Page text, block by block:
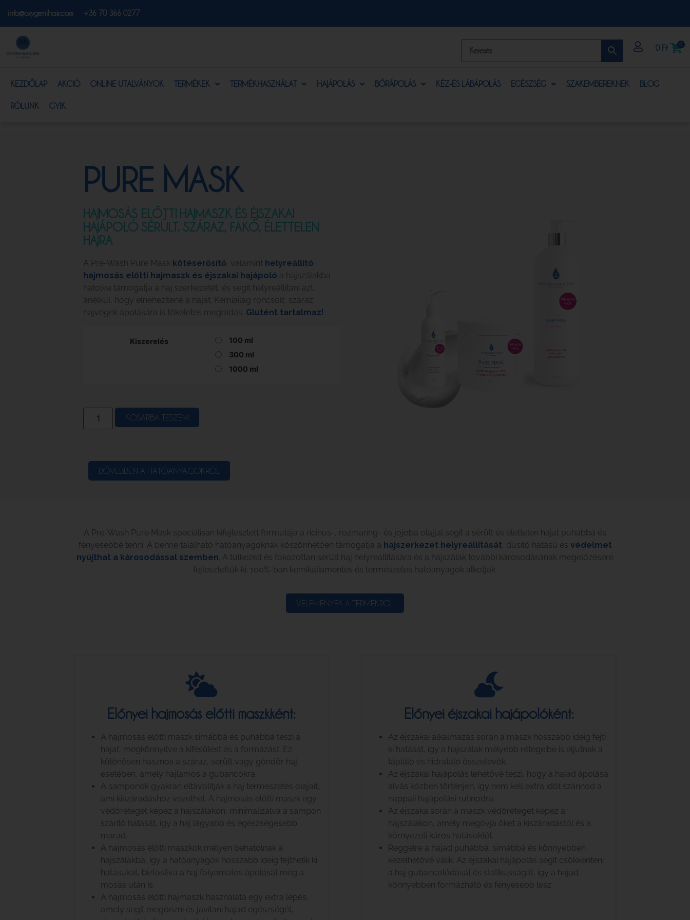
info@oxygenihair.com +36 70 366 0277
0 Ft 0
KEZDŐLAP AKCIÓ ONLINE UTALVÁNYOK TERMÉKEK TERMÉKHASZNÁLAT HAJÁPOLÁS BŐRÁPOLÁS KÉZ-ÉS LÁBÁPOLÁS EGÉSZSÉG SZAKEMBEREKNEK BLOG
RÓLUNK GYIK
PURE MASK
HAJMOSÁS ELŐTTI HAJMASZK ÉS ÉJSZAKAI
HAJÁPOLÓ SÉRÜLT, SZÁRAZ, FAKÓ, ÉLETTELEN
HAJRA
A Pre-Wash Pure Mask kötéserősítő , valamint helyreállító
hajmosás előtti hajmaszk és éjszakai hajápoló a hajszálakba
hatolva támogatja a haj szerkezetét, és segít helyreállítani azt,
anélkül, hogy elnehezítené a hajat. Kémiailag roncsolt, száraz
hajvégek ápolására is tökéletes megoldás. Glutént tartalmaz!
Kiszerelés
100 ml
300 ml
1000 ml
KOSÁRBA TESZEM
BŐVEBBEN A HATÓANYAGOKRÓL
A Pre-Wash Pure Mask speciálisan kifejlesztett formulája a ricinus-, rozmaring- és jojoba olajjal segít a sérült és élettelen hajat puhábbá és
fényesebbé tenni. A benne található hatóanyagoknak köszönhetően támogatja a hajszerkezet helyreállítását , dúsító hatású és védelmet
nyújthat a károsodással szemben . A túlkezelt és fokozottan sérült haj helyreállítására és a hajszálak további károsodásának megelőzésére
fejlesztettük ki. 100%-ban kemikáliamentes és természetes hatóanyagok alkotják.
VÉLEMÉNYEK A TERMÉKRŐL
Előnyei hajmosás előtti maszkként:
A hajmosás előtti maszk simábbá és puhábbá teszi a
hajat, megkönnyítve a kifésülést és a formázást. Ez
különösen hasznos a száraz, sérült vagy göndör haj
esetében, amely hajlamos a gubancokra.
A samponok gyakran eltávolítják a haj természetes olajait,
ami kiszáradáshoz vezethet. A hajmosás előtti maszk egy
védőréteget képez a hajszálakon, minimalizálva a sampon
szárító hatását, így a haj lágyabb és egészségesebb
marad.
A hajmosás előtti maszkok mélyen behatolnak a
hajszálakba, így a hatóanyagok hosszabb ideig fejthetik ki
hatásukat, biztosítva a haj folyamatos ápolását még a
mosás után is.
A hajmosás előtti hajmaszk használata egy extra lépés,
amely segít megőrizni és javítani hajad egészségét,
Előnyei éjszakai hajápolóként:
Az éjszakai alkalmazás során a maszk hosszabb ideig fejti
ki hatását, így a hajszálak mélyebb rétegeibe is eljutnak a
tápláló és hidratáló összetevők.
Az éjszakai hajápolás lehetővé teszi, hogy a hajad ápolása
alvás közben történjen, így nem kell extra időt szánnod a
nappali hajápolási rutinodra.
Az éjszaka során a maszk védőréteget képez a
hajszálakon, amely megóvja őket a kiszáradástól és a
környezeti káros hatásoktól.
Reggelre a hajad puhábbá, simábbá és könnyebben
kezelhetővé válik. Az éjszakai hajápolás segít csökkenteni
a haj gubancolódását és statikusságát, így a hajad
könnyebben formázható és fényesebb lesz.